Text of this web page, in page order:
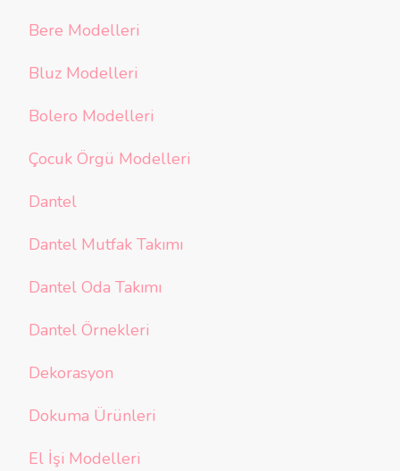
Bere Modelleri
Bluz Modelleri
Bolero Modelleri
Çocuk Örgü Modelleri
Dantel
Dantel Mutfak Takımı
Dantel Oda Takımı
Dantel Örnekleri
Dekorasyon
Dokuma Ürünleri
El İşi Modelleri